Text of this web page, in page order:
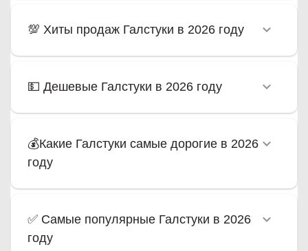
💯 Хиты продаж Галстуки в 2026 году
💵 Дешевые Галстуки в 2026 году
💰Какие Галстуки самые дорогие в 2026
году
✅ Самые популярные Галстуки в 2026
году